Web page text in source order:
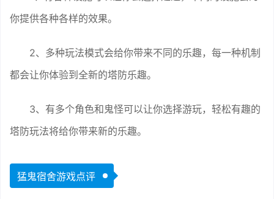
你提供各种各样的效果。
2、多种玩法模式会给你带来不同的乐趣，每一种机制
都会让你体验到全新的塔防乐趣。
3、有多个角色和鬼怪可以让你选择游玩，轻松有趣的
塔防玩法将给你带来新的乐趣。
猛鬼宿舍游戏点评